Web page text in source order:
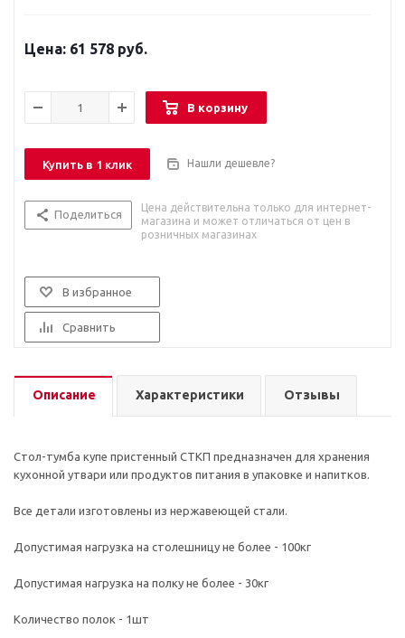
61 578 руб.
В корзину
Купить в 1 клик Нашли дешевле?
Поделиться
Цена действительна только для интернет-
магазина и может отличаться от цен в
розничных магазинах
В избранное
Сравнить
Описание Характеристики Отзывы
Стол-тумба купе пристенный СТКП предназначен для хранения
кухонной утвари или продуктов питания в упаковке и напитков.
Все детали изготовлены из нержавеющей стали.
Допустимая нагрузка на столешницу не более - 100кг
Допустимая нагрузка на полку не более - 30кг
Количество полок - 1шт